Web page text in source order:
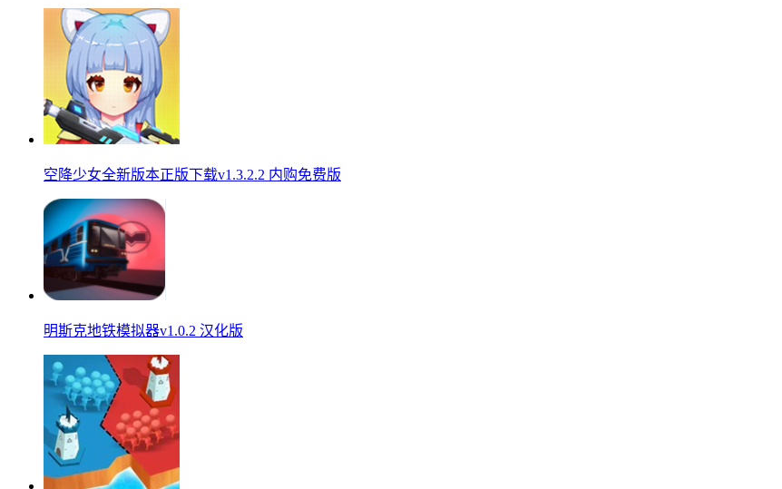
空降少女全新版本正版下载v1.3.2.2 内购免费版
明斯克地铁模拟器v1.0.2 汉化版